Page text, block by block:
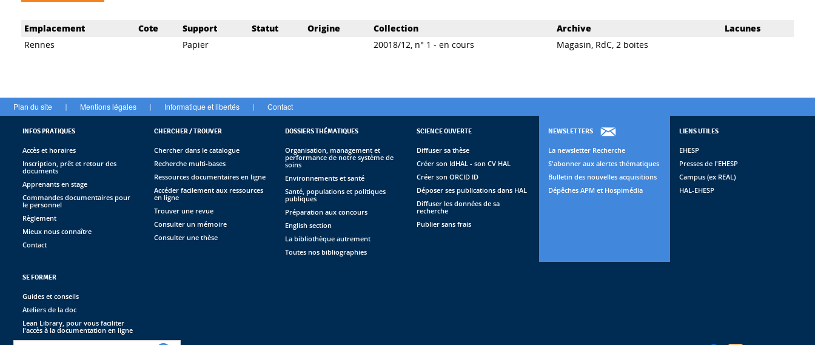
Emplacement Cote Support Statut Origine Collection Archive
Lacunes
Rennes
Papier 20018/12, n° 1 - en cours Magasin, RdC, 2 boites
Plan du site | Mentions légales | Informatique et libertés | Contact
INFOS PRATIQUES
Accès et horaires
Inscription, prêt et retour des
documents
Apprenants en stage
Commandes documentaires pour
le personnel
Règlement
Mieux nous connaître
Contact
CHERCHER / TROUVER
Chercher dans le catalogue
Recherche multi-bases
Ressources documentaires en ligne
Accéder facilement aux ressources
en ligne
Trouver une revue
Consulter un mémoire
Consulter une thèse
DOSSIERS THÉMATIQUES
Organisation, management et
performance de notre système de
soins
Environnements et santé
Santé, populations et politiques
publiques
Préparation aux concours
English section
La bibliothèque autrement
Toutes nos bibliographies
SCIENCE OUVERTE
Diffuser sa thèse
Créer son IdHAL - son CV HAL
Créer son ORCID ID
Déposer ses publications dans HAL
Diffuser les données de sa
recherche
Publier sans frais
NEWSLETTERS
La newsletter Recherche
S'abonner aux alertes thématiques
Bulletin des nouvelles acquisitions
Dépêches APM et Hospimédia
SE FORMER
Guides et conseils
Ateliers de la doc
Lean Library, pour vous faciliter
l'accès à la documentation en ligne
LIENS UTILES
EHESP
Presses de l'EHESP
Campus (ex REAL)
HAL-EHESP